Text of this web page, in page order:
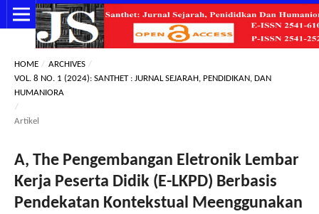
HOME / ARCHIVES /
VOL. 8 NO. 1 (2024): SANTHET : JURNAL SEJARAH, PENDIDIKAN, DAN
HUMANIORA
/
Artikel
A, The Pengembangan Eletronik Lembar
Kerja Peserta Didik (E-LKPD) Berbasis
Pendekatan Kontekstual Meenggunakan